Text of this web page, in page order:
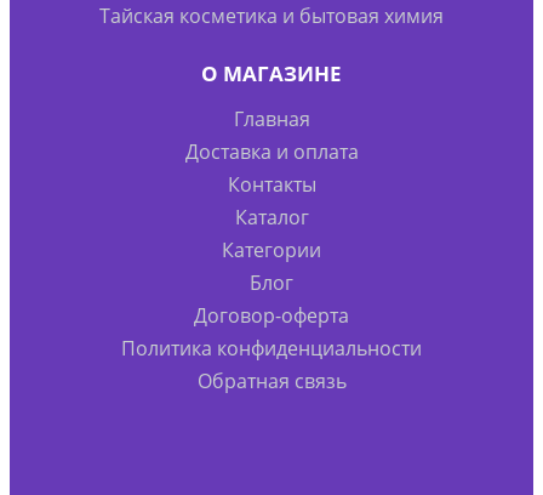
Тайская косметика и бытовая химия
О МАГАЗИНЕ
Главная
Доставка и оплата
Контакты
Каталог
Категории
Блог
Договор-оферта
Политика конфиденциальности
Обратная связь